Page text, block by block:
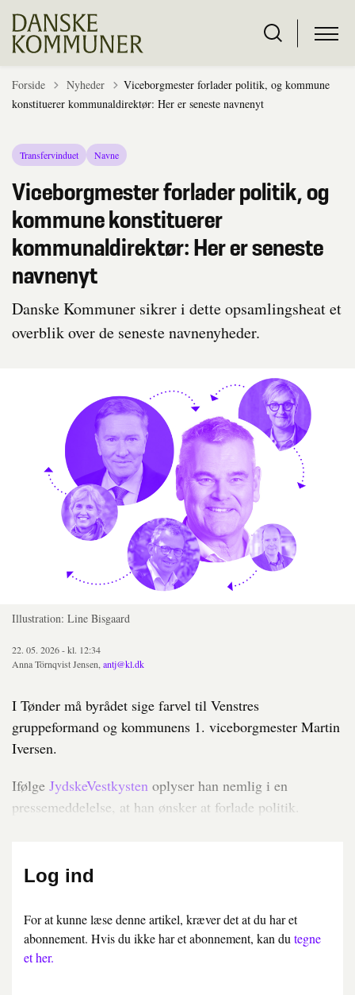
Forside Tilbage til
Nyheder
Viceborgmester forlader politik, og kommune
konstituerer kommunaldirektør: Her er seneste navnenyt
Transfervinduet Navne
Viceborgmester forlader politik, og
kommune konstituerer
kommunaldirektør: Her er seneste
navnenyt
Danske Kommuner sikrer i dette opsamlingsheat et
overblik over de seneste navnenyheder.
Illustration: Line Bisgaard
22. 05. 2026 - kl. 12:34
Anna Törnqvist Jensen, antj@kl.dk
I Tønder må byrådet sige farvel til Venstres
gruppeformand og kommunens 1. viceborgmester Martin
Iversen.
Ifølge JydskeVestkysten oplyser han nemlig i en
pressemeddelelse, at han ønsker at forlade politik.
Log ind
For at kunne læse denne artikel, kræver det at du har et
abonnement. Hvis du ikke har et abonnement, kan du tegne
et her.